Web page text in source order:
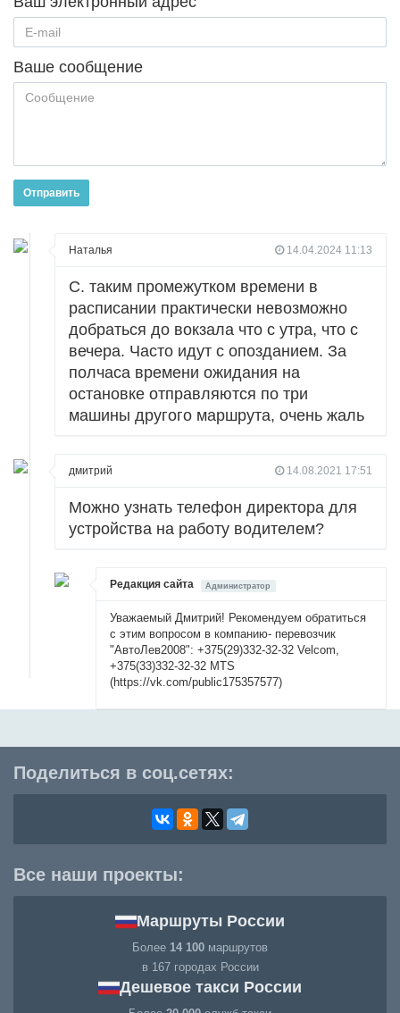
Ваше сообщение
Отправить
Наталья 14.04.2024 11:13
С. таким промежутком времени в
расписании практически невозможно
добраться до вокзала что с утра, что с
вечера. Часто идут с опозданием. За
полчаса времени ожидания на
остановке отправляются по три
машины другого маршрута, очень жаль
дмитрий 14.08.2021 17:51
Можно узнать телефон директора для
устройства на работу водителем?
Редакция сайта Администратор
Уважаемый Дмитрий! Рекомендуем обратиться
с этим вопросом в компанию- перевозчик
"АвтоЛев2008": +375(29)332-32-32 Velcom,
+375(33)332-32-32 MTS
(https://vk.com/public175357577)
Поделиться в соц.сетях:
Все наши проекты:
Маршруты России
Более 14 100 маршрутов
в 167 городах России
Дешевое такси России